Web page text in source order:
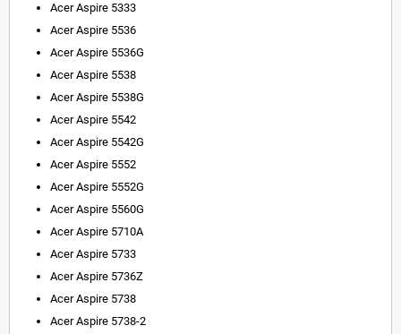
Acer Aspire 5333
Acer Aspire 5536
Acer Aspire 5536G
Acer Aspire 5538
Acer Aspire 5538G
Acer Aspire 5542
Acer Aspire 5542G
Acer Aspire 5552
Acer Aspire 5552G
Acer Aspire 5560G
Acer Aspire 5710A
Acer Aspire 5733
Acer Aspire 5736Z
Acer Aspire 5738
Acer Aspire 5738-2